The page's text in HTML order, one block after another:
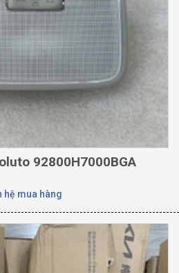
92800H7000BGA
hệ mua hàng